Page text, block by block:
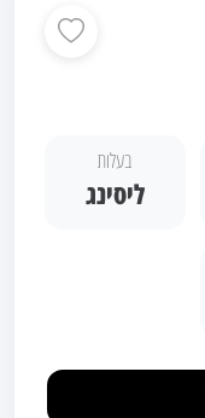
בעלות
ליסינג